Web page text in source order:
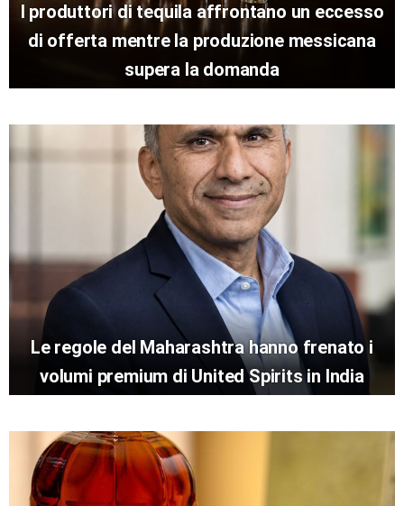
I produttori di tequila affrontano un eccesso
di offerta mentre la produzione messicana
supera la domanda
Le regole del Maharashtra hanno frenato i
volumi premium di United Spirits in India